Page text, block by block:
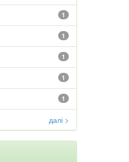
1
1
1
1
1
далі >